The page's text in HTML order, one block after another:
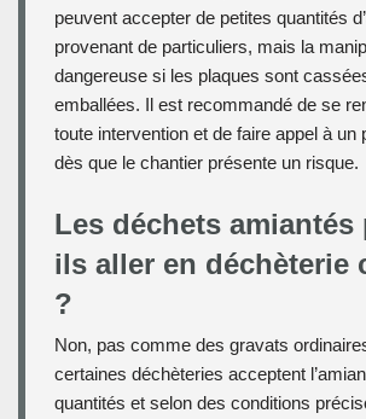
peuvent accepter de petites quantités
provenant de particuliers, mais la
dangereuse si les plaques sont
emballées. Il est recommandé de se
toute intervention et de faire appel à un
dès que le chantier présente un risque.
Les déchets amiantés
ils aller en déchèterie
?
Non, pas comme des gravats
certaines déchèteries acceptent
quantités et selon des conditions